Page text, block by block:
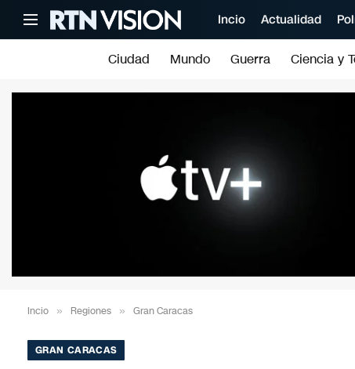
Incio Actualidad
Ciudad Mundo Guerra Ciencia y
Incio » Regiones » Gran Caracas
GRAN CARACAS